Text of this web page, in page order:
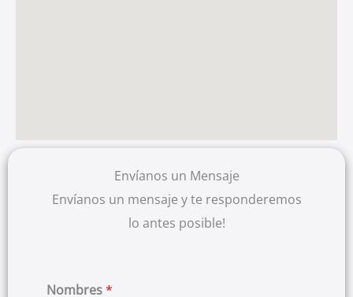
Envíanos un Mensaje
Envíanos un mensaje y te responderemos
lo antes posible!
Nombres*